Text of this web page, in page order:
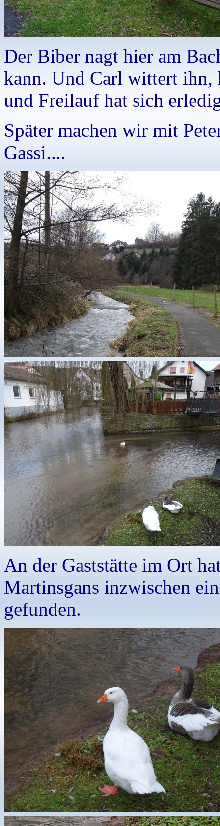
Der Biber nagt hier am
kann. Und Carl wittert ihn,
und Freilauf hat sich
Später machen wir mit
Gassi....
An der Gaststätte im Ort
Martinsgans inzwischen
gefunden.